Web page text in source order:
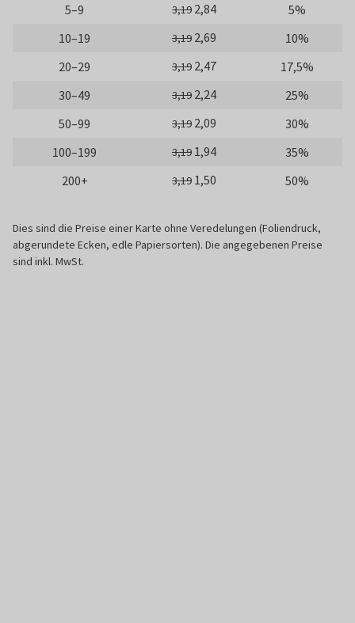
5–9
3,19 2,84
5%
10–19
3,19 2,69
10%
20–29
3,19 2,47
17,5%
30–49
3,19 2,24
25%
50–99
3,19 2,09
30%
100–199
3,19 1,94
35%
200+
3,19 1,50 50%
Dies sind die Preise einer Karte ohne Veredelungen (Foliendruck,
abgerundete Ecken, edle Papiersorten). Die angegebenen Preise
sind inkl. MwSt.